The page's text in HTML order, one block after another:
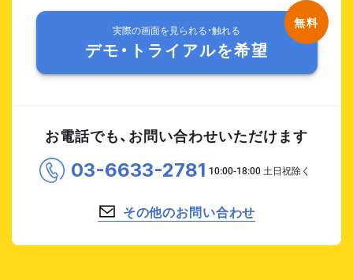
実際の画面を見られる・触れる
デモ・トライアルを希望
お電話でも、お問い合わせいただけます
03-6633-2781
その他のお問い合わせ